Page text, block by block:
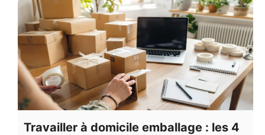
Travailler à domicile emballage : les 4